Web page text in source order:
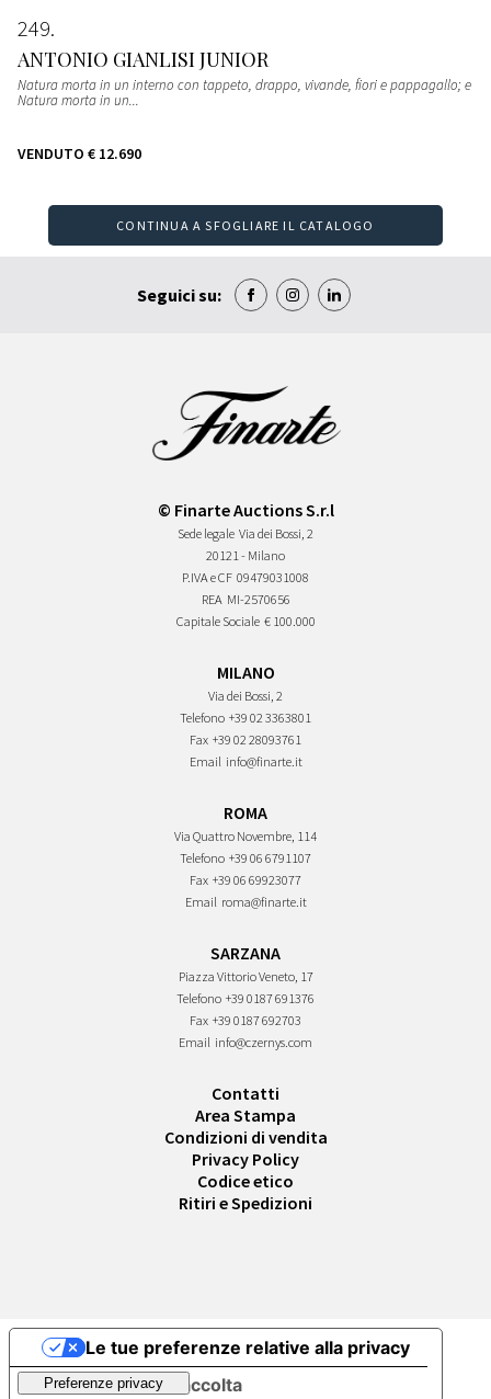
249
ANTONIO GIANLISI JUNIOR
Natura morta in un interno con tappeto, drappo, vivande, fiori e pappagallo; e
Natura morta in un...
VENDUTO € 12.690
CONTINUA A SFOGLIARE IL CATALOGO
Seguici su:
© Finarte Auctions S.r.l
Sede legale Via dei Bossi, 2
20121 - Milano
P.IVA e CF 09479031008
REA MI-2570656
Capitale Sociale € 100.000
MILANO
Via dei Bossi, 2
Telefono +39 02 3363801
Fax +39 02 28093761
Email info@finarte.it
ROMA
Via Quattro Novembre, 114
Telefono +39 06 6791107
Fax +39 06 69923077
Email roma@finarte.it
SARZANA
Piazza Vittorio Veneto, 17
Telefono +39 0187 691376
Fax +39 0187 692703
Email info@czernys.com
Contatti
Area Stampa
Condizioni di vendita
Privacy Policy
Codice etico
Ritiri e Spedizioni
Informativa sulla raccolta
Le tue preferenze relative alla privacy